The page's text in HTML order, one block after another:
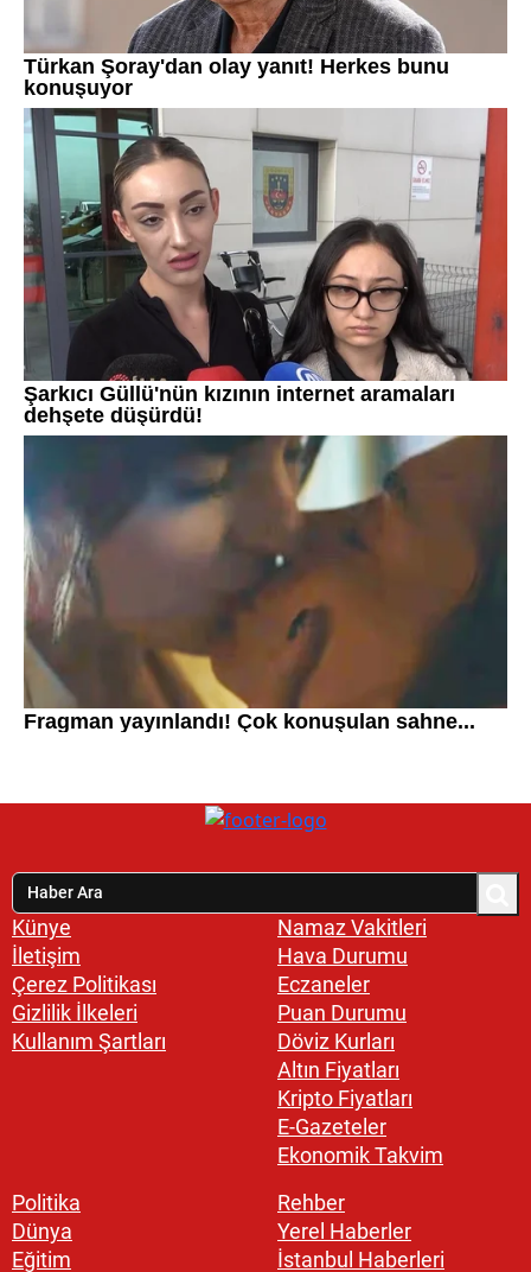
Künye
İletişim
Çerez Politikası
Gizlilik İlkeleri
Kullanım Şartları
Namaz Vakitleri
Hava Durumu
Eczaneler
Puan Durumu
Döviz Kurları
Altın Fiyatları
Kripto Fiyatları
E-Gazeteler
Ekonomik Takvim
Politika
Dünya
Eğitim
Rehber
Yerel Haberler
İstanbul Haberleri